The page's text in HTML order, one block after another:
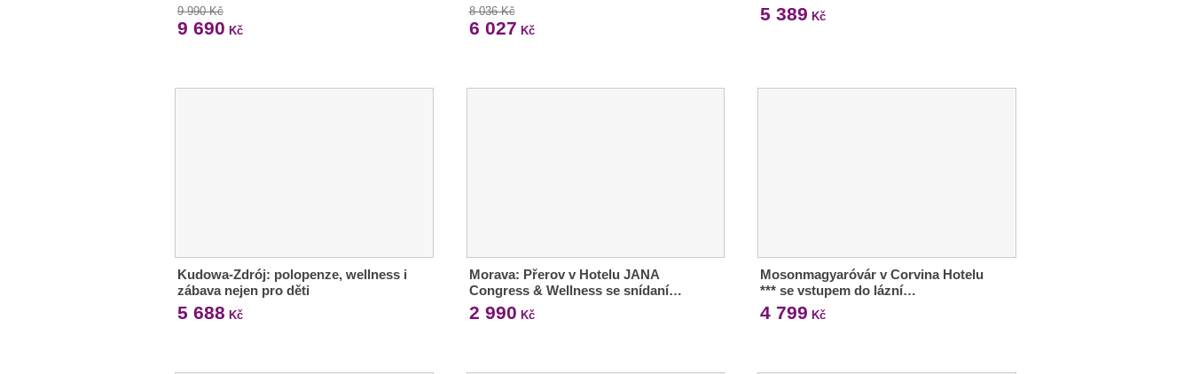
9 990 Kč
9 690 Kč
8 036 Kč
6 027 Kč
5 389 Kč
Kudowa-Zdrój: polopenze, wellness i
zábava nejen pro děti
5 688 Kč
Morava: Přerov v Hotelu JANA
Congress & Wellness se snídaní…
2 990 Kč
Mosonmagyaróvár v Corvina Hotelu
*** se vstupem do lázní…
4 799 Kč